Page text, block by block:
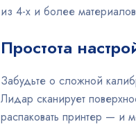
из 4-х и более
Простота
Забудьте о сложной
Лидар сканирует
распаковать принтер — и